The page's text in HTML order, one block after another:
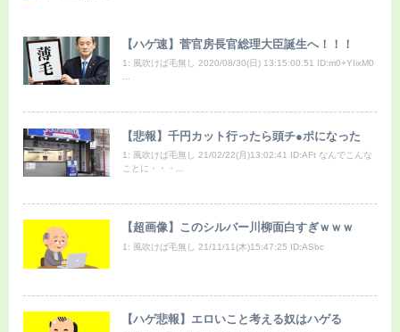
【ハゲ速】菅官房長官総理大臣誕生へ！！！
1: 風吹けば毛無し 2020/08/30(日) 13:15:00.51 ID:m0+YIixM0
【悲報】千円カット行ったら頭チ●ポになった
1: 風吹けば毛無し 21/02/22(月)13:02:41 ID:AFt なんでこんな
ことに・・・...
【超画像】このシルバー川柳面白すぎｗｗｗ
1: 風吹けば毛無し 21/11/11(木)15:47:25 ID:ASbc
【ハゲ悲報】エロいこと考える奴はハゲる